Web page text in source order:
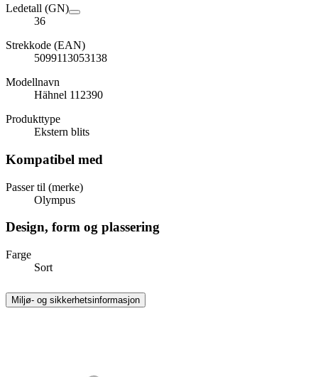
Ledetall (GN)
36
Strekkode (EAN)
5099113053138
Modellnavn
Hähnel 112390
Produkttype
Ekstern blits
Kompatibel med
Passer til (merke)
Olympus
Design, form og plassering
Farge
Sort
Miljø- og sikkerhetsinformasjon